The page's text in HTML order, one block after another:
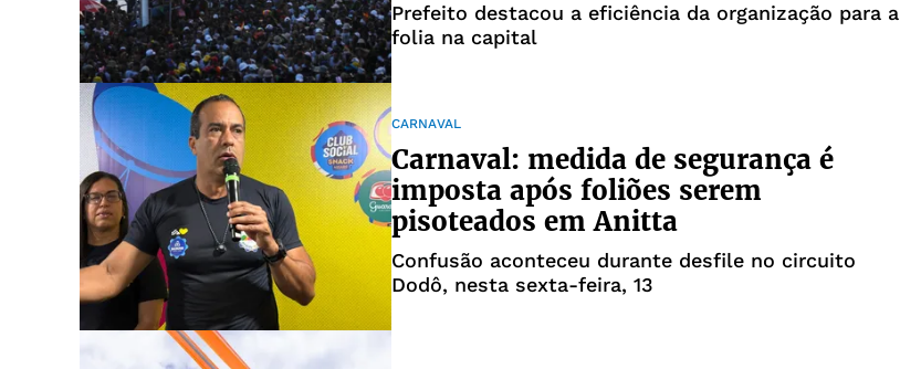
Prefeito destacou a eficiência da organização para a
folia na capital
CARNAVAL
Carnaval: medida de segurança é
imposta após foliões serem
pisoteados em Anitta
Confusão aconteceu durante desfile no circuito
Dodô, nesta sexta-feira, 13